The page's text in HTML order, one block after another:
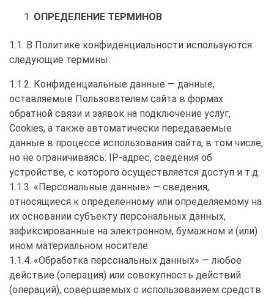
ОПРЕДЕЛЕНИЕ ТЕРМИНОВ
1.1. В Политике конфиденциальности используются
следующие термины:
1.1.2. Конфиденциальные данные — данные,
оставляемые Пользователем сайта в формах
обратной связи и заявок на подключение услуг,
Cookies, а также автоматически передаваемые
данные в процессе использования сайта, в том числе,
но не ограничиваясь: IP-адрес, сведения об
устройстве, с которого осуществляется доступ и т.д.
1.1.3. «Персональные данные» — сведения,
относящиеся к определенному или определяемому на
их основании субъекту персональных данных,
зафиксированные на электронном, бумажном и (или)
ином материальном носителе.
1.1.4. «Обработка персональных данных» — любое
действие (операция) или совокупность действий
(операций), совершаемых с использованием средств